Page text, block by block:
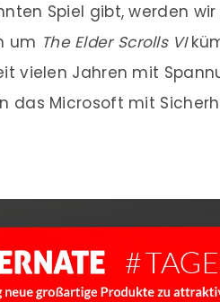
Spiel gibt, werden
um The Elder Scrolls VI
vielen Jahren mit
das Microsoft mit